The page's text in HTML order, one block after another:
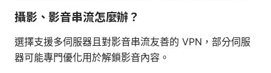
攝影、影音串流怎麼辦？
選擇支援多伺服器且對影音串流友善的 VPN，部分伺服
器可能專門優化用於解鎖影音內容。